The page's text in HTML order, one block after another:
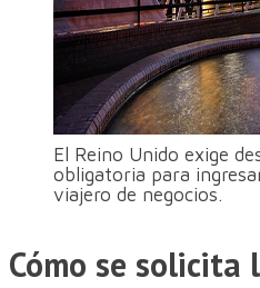
El Reino Unido exige
obligatoria para
viajero de negocios.
Cómo se solicita